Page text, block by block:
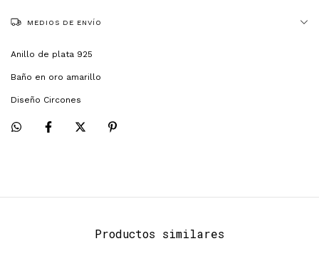
MEDIOS DE ENVÍO
Anillo de plata 925
Baño en oro amarillo
Diseño Circones
Productos similares